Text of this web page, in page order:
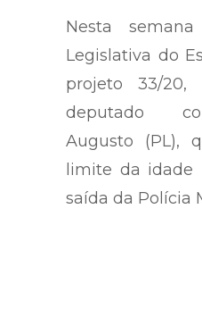
Nesta
Legislativa do
projeto 33/
deputado
Augusto (PL),
limite da idade
saída da Polícia